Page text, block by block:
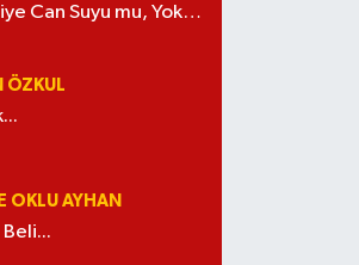
Can Suyu mu, Yoksa
ÖZKUL
OKLU AYHAN